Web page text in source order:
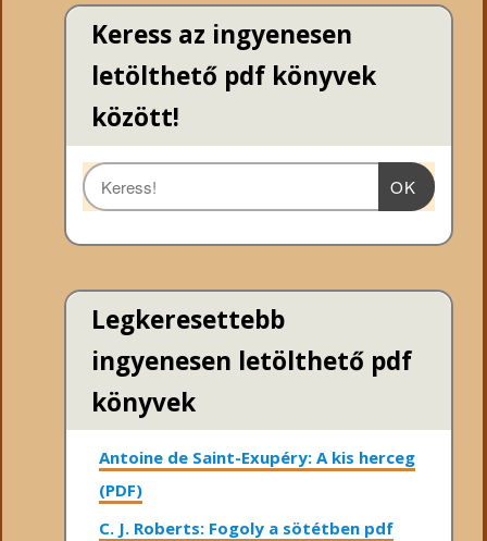
Keress az ingyenesen
letölthető pdf könyvek
között!
OK
Legkeresettebb
ingyenesen letölthető pdf
könyvek
Antoine de Saint-Exupéry: A kis herceg
(PDF)
C. J. Roberts: Fogoly a sötétben pdf